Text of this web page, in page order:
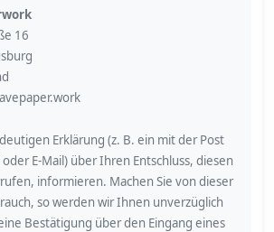
16
Erklärung (z. B. ein mit der Post
E-Mail) über Ihren Entschluss, diesen
informieren. Machen Sie von dieser
so werden wir Ihnen unverzüglich
Bestätigung über den Eingang eines